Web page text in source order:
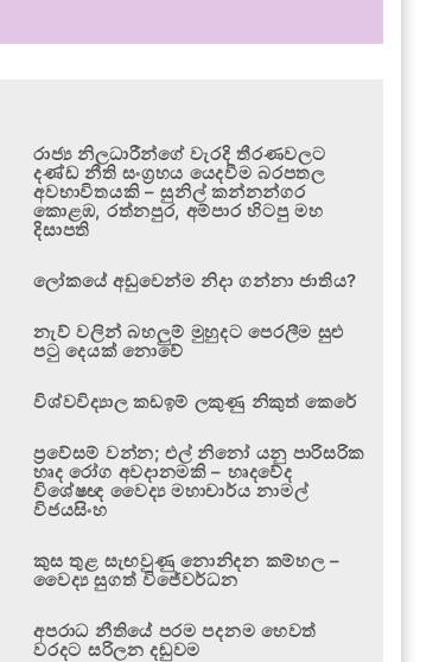
රාජ්‍ය නිලධාරීන්ගේ වැරදි තීරණවලට
දණ්ඩ නීති සංග්‍රහය යෙදවීම බරපතල
අවභාවිතයකි – සුනිල් කන්නන්ගර
කොළඹ, රත්නපුර, අම්පාර හිටපු මහ
දිසාපති
ලෝකයේ අඩුවෙන්ම නිදා ගන්නා ජාතිය?
නැව් වලින් බහලුම් මුහුදට පෙරලීම සුළු
පටු දෙයක් නොවේ
විශ්වවිද්‍යාල කඩඉම් ලකුණු නිකුත් කෙරේ
ප්‍රවේසම් වන්න; එල් නිනෝ යනු පාරිසරික
හෘද රෝග අවදානමකි – හෘදවේද
විශේෂඥ වෛද්‍ය මහාචාර්ය නාමල්
විජයසිංහ
කුස තුළ සැඟවුණු නොනිදන කම්හල –
වෛද්‍ය සුගත් විජේවර්ධන
අපරාධ නීතියේ පරම පදනම හෙවත්
වරදට සරිලන දඬුවම